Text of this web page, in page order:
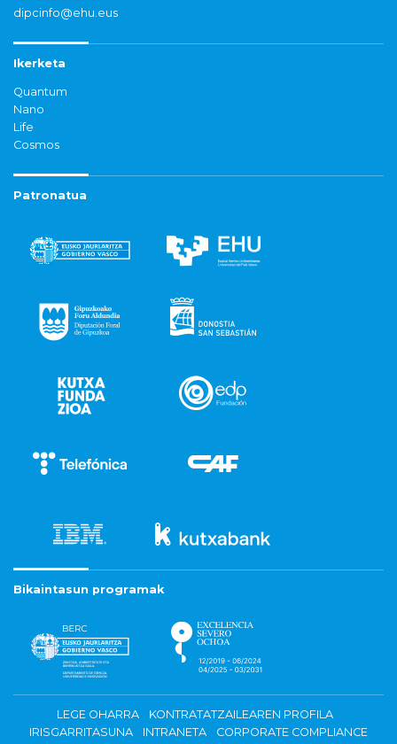
dipcinfo@ehu.eus
Ikerketa
Quantum
Nano
Life
Cosmos
Patronatua
Bikaintasun programak
LEGE OHARRA
KONTRATATZAILEAREN PROFILA
IRISGARRITASUNA
INTRANETA CORPORATE COMPLIANCE